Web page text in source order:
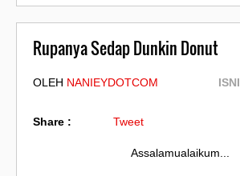
Rupanya Sedap Dunkin Donut
OLEH NANIEYDOTCOM
Share : Tweet
Assalamualaikum...